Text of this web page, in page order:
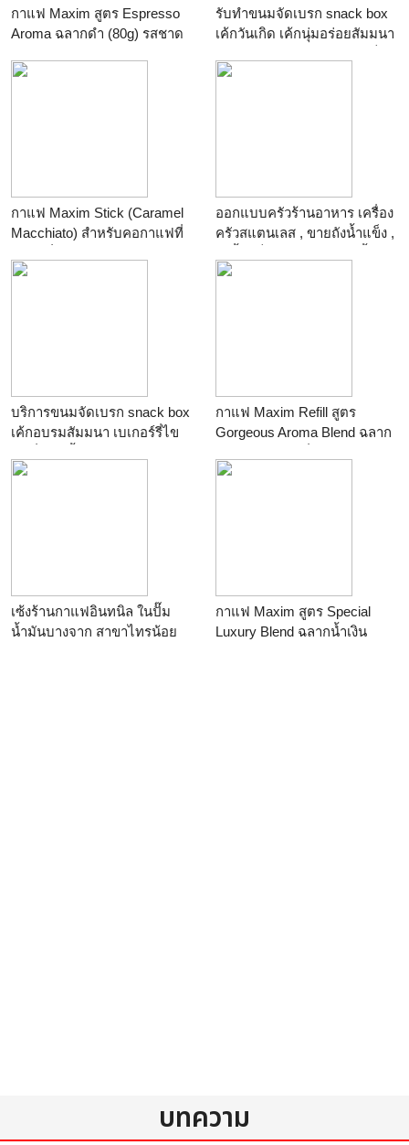
กาแฟ Maxim สูตร Espresso
Aroma ฉลากดำ (80g) รสชาด
สำหรับคอกาแฟค่ะ
รับทำขนมจัดเบรก snack box
เค้กวันเกิด เค้กนุ่มอร่อยสัมมนา
คาราเมล เบเกอรี่ไขมันต่ำ
กาแฟ Maxim Stick (Caramel
Macchiato) สำหรับคอกาแฟที่
นิลลา และนม รสชาตหอม
ออกแบบครัวร้านอาหาร เครื่อง
ครัวสแตนเลส , ขายถังน้ำแข็ง ,
แข็งสแตนเลส
บริการขนมจัดเบรก snack box
เค้กอบรมสัมมนา เบเกอร์รี่ไข
โอกาสค่ะ
กาแฟ Maxim Refill สูตร
Gorgeous Aroma Blend ฉลาก
รสชาตินุ่มนวลเหมือนกาแฟคั่ว
เซ้งร้านกาแฟอินทนิล ในปั๊ม
น้ำมันบางจาก สาขาไทรน้อย
กาแฟ Maxim สูตร Special
Luxury Blend ฉลากน้ำเงิน
บทความ